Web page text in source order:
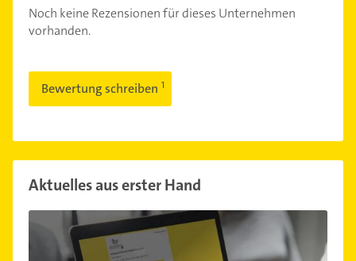
Noch keine Rezensionen für dieses Unternehmen
vorhanden.
Bewertung schreiben
Aktuelles aus erster Hand